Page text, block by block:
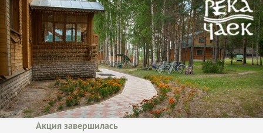
Акция завершилась